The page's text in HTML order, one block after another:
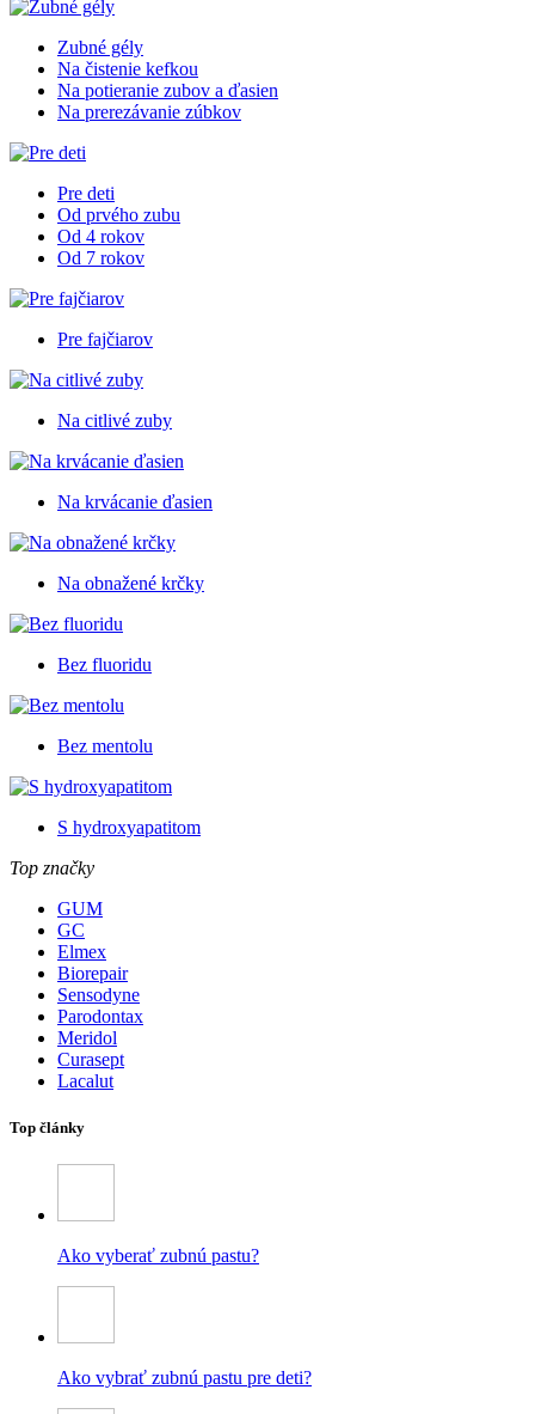
Zubné gély
Na čistenie kefkou
Na potieranie zubov a ďasien
Na prerezávanie zúbkov
Pre deti
Od prvého zubu
Od 4 rokov
Od 7 rokov
Pre fajčiarov
Na citlivé zuby
Na krvácanie ďasien
Na obnažené krčky
Bez fluoridu
Bez mentolu
S hydroxyapatitom
Top značky
GUM
GC
Elmex
Biorepair
Sensodyne
Parodontax
Meridol
Curasept
Lacalut
Top články
Ako vyberať zubnú pastu?
Ako vybrať zubnú pastu pre deti?